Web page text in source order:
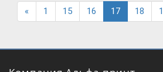
«Previous
1 15 16 17 18